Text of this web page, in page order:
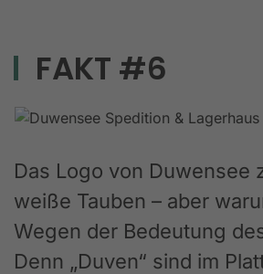
FAKT #6
Das Logo von Duwensee
weiße Tauben – aber
Wegen der Bedeutung
Denn „Duven“ sind im